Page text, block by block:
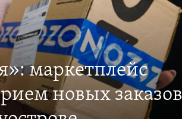
маркетплейс
новых заказов